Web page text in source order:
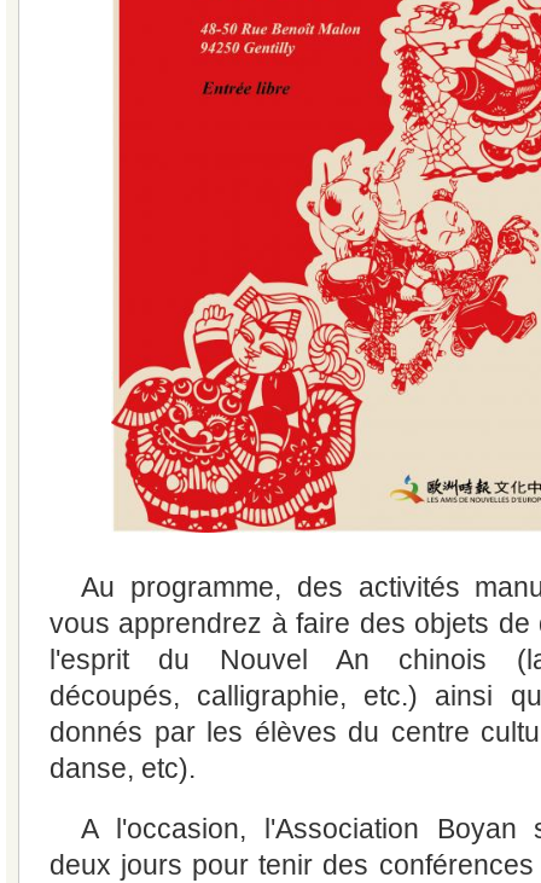
Au programme, des activités
vous apprendrez à faire des objets de
l'esprit du Nouvel An chinois
découpés, calligraphie, etc.) ainsi
donnés par les élèves du centre
danse, etc).
A l'occasion, l'Association Boyan
deux jours pour tenir des